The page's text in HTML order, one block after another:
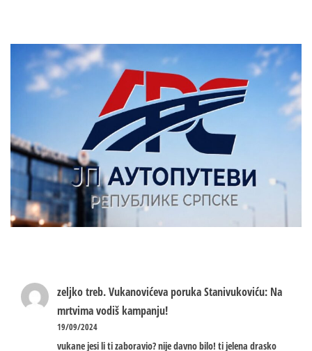
zeljko treb.Vukanovićeva poruka Stanivukoviću: Na
mrtvima vodiš kampanju!
19/09/2024
vukane jesi li ti zaboravio? nije davno bilo! ti jelena drasko